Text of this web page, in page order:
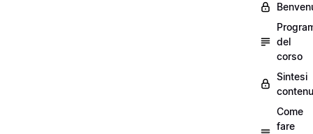
del
corso
Sintesi
Come
fare